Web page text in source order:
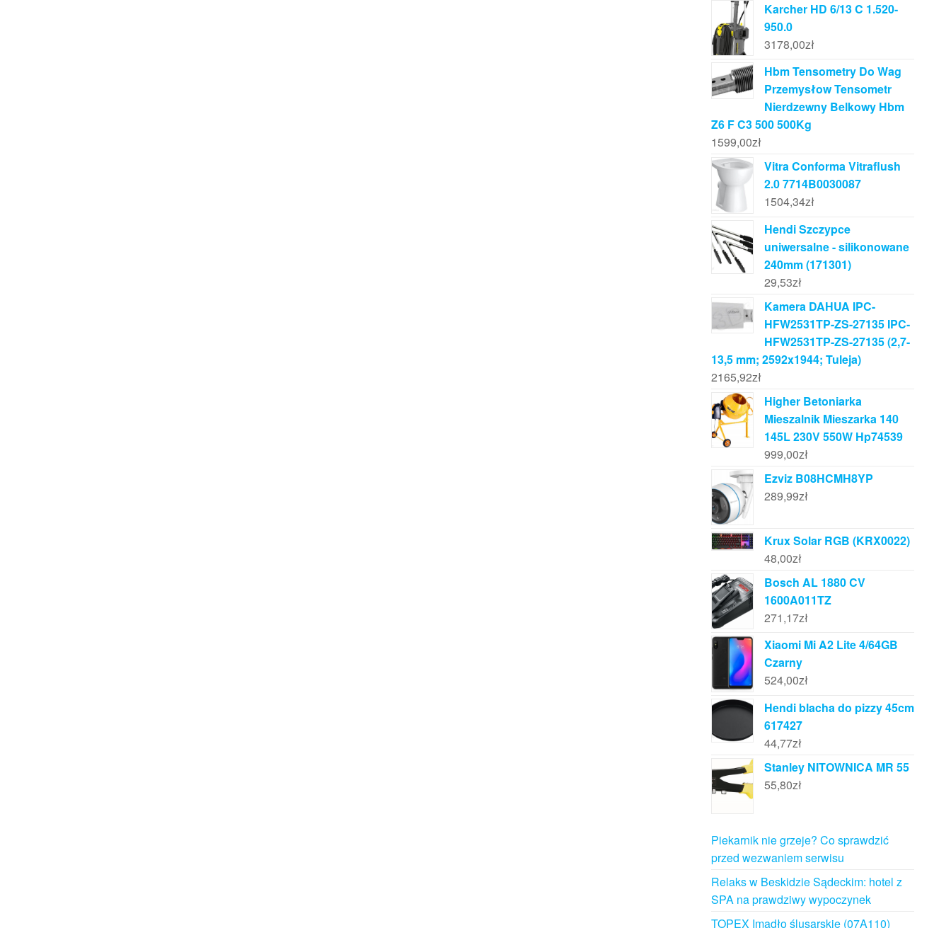
Karcher HD 6/13 C 1.520-
950.0
3178,00zł
Hbm Tensometry Do Wag
Przemysłow Tensometr
Nierdzewny Belkowy Hbm
Z6 F C3 500 500Kg
1599,00zł
Vitra Conforma Vitraflush
2.0 7714B0030087
1504,34zł
Hendi Szczypce
uniwersalne - silikonowane
240mm (171301)
29,53zł
Kamera DAHUA IPC-
HFW2531TP-ZS-27135 IPC-
HFW2531TP-ZS-27135 (2,7-
13,5 mm; 2592x1944; Tuleja)
2165,92zł
Higher Betoniarka
Mieszalnik Mieszarka 140
145L 230V 550W Hp74539
999,00zł
Ezviz B08HCMH8YP
289,99zł
Krux Solar RGB (KRX0022)
48,00zł
Bosch AL 1880 CV
1600A011TZ
271,17zł
Xiaomi Mi A2 Lite 4/64GB
Czarny
524,00zł
Hendi blacha do pizzy 45cm
617427
44,77zł
Stanley NITOWNICA MR 55
55,80zł
Piekarnik nie grzeje? Co sprawdzić
przed wezwaniem serwisu
Relaks w Beskidzie Sądeckim: hotel z
SPA na prawdziwy wypoczynek
TOPEX Imadło ślusarskie (07A110)